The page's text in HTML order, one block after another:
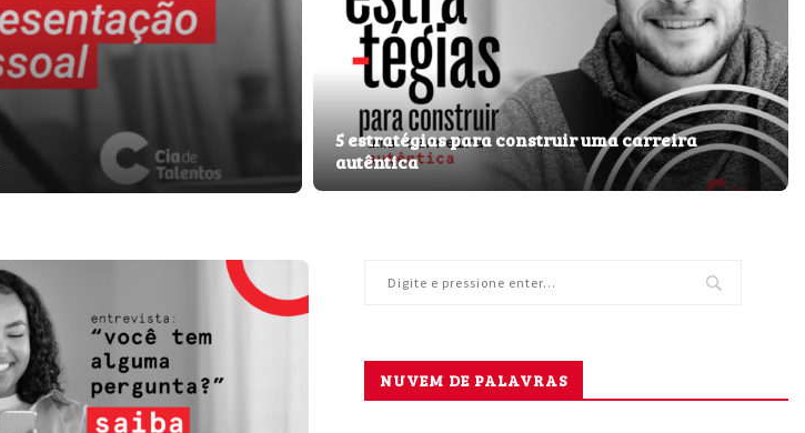
5 estratégias para construir uma carreira
autêntica
NUVEM DE PALAVRAS